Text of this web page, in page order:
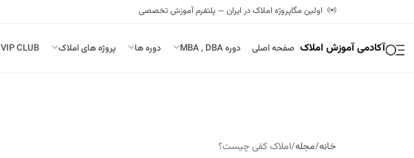
اولین مگاپروژه املاک در ایران — پلتفرم آموزش تخصصی
آکادمی آموزش املاک صفحه اصلی دوره MBA , DBA دوره ها پروژه های املاک VIP CLUB
خانه/مجله/املاک کفی چیست؟